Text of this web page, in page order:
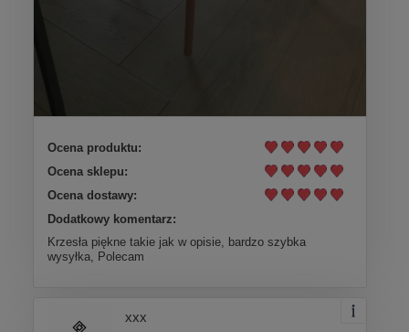
Ocena produktu:
Ocena sklepu:
Ocena dostawy:
Dodatkowy komentarz:
Krzesła piękne takie jak w opisie, bardzo szybka
wysyłka, Polecam
xxx